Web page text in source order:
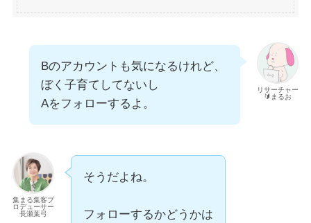
リサーチャー
🔰まるお
Bのアカウントも気になるけれど、
ぼく子育てしてないし
Aをフォローするよ。
集まる集客プ
ロデューサー
長瀬葉弓
そうだよね。
フォローするかどうかは